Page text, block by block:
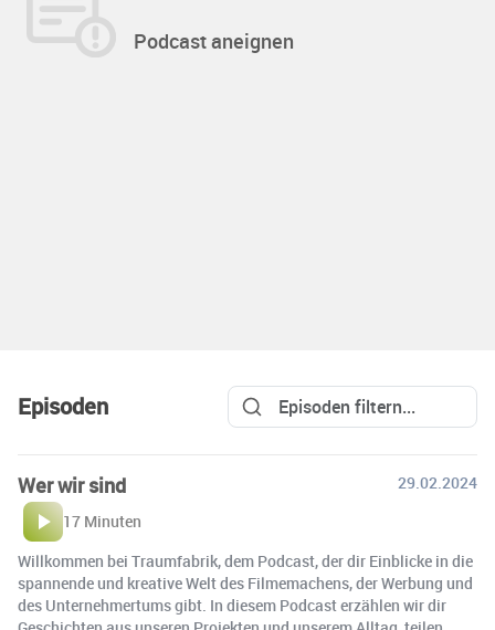
Podcast aneignen
Episoden
Wer wir sind
29.02.2024
17 Minuten
Willkommen bei Traumfabrik, dem Podcast, der dir Einblicke in die
spannende und kreative Welt des Filmemachens, der Werbung und
des Unternehmertums gibt. In diesem Podcast erzählen wir dir